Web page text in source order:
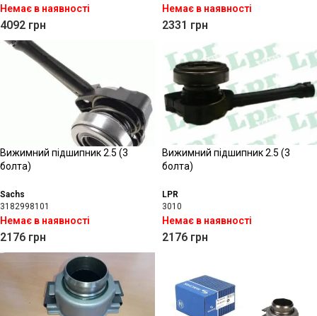
Немає в наявності
4092 грн
Немає в наявності
2331 грн
Вижимний підшипник 2.5 (3
болта)
Sachs
3182998101
Немає в наявності
2176 грн
Вижимний підшипник 2.5 (3
болта)
LPR
3010
Немає в наявності
2176 грн